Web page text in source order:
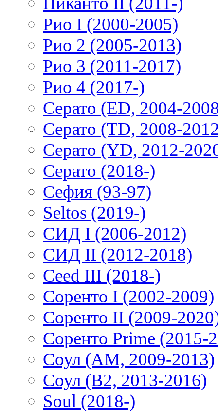
Рио I (2000-2005)
Рио 2 (2005-2013)
Рио 3 (2011-2017)
Рио 4 (2017-)
Серато (ED, 2004-
Серато (TD, 2008-
Серато (YD, 2012-
Серато (2018-)
Сефия (93-97)
Seltos (2019-)
СИД I (2006-2012)
СИД II (2012-2018)
Ceed III (2018-)
Соренто I (2002-2009)
Соренто II (2009-
Соренто Prime (2015-
Соул (AM, 2009-2013)
Соул (B2, 2013-2016)
Soul (2018-)